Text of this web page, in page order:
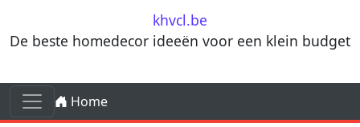
khvcl.be
De beste homedecor ideeën voor een klein budget
Skip to content
Main Navigation
Home